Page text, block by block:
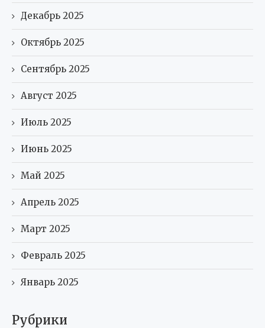
Декабрь 2025
Октябрь 2025
Сентябрь 2025
Август 2025
Июль 2025
Июнь 2025
Май 2025
Апрель 2025
Март 2025
Февраль 2025
Январь 2025
Рубрики